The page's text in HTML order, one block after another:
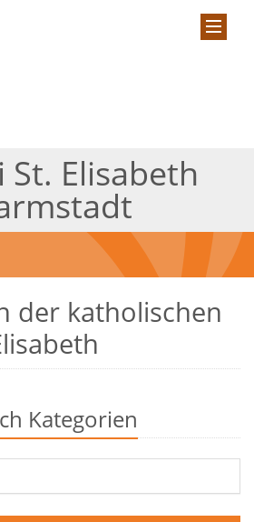
St. Elisabeth
der katholischen
Kategorien